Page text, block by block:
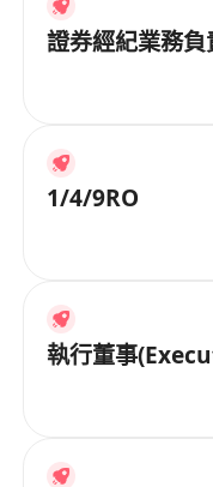
1/4/9RO
執行董事